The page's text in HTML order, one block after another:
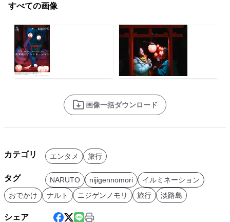
すべての画像
画像一括ダウンロード
カテゴリ エンタメ 旅行
タグ NARUTO nijigennomori
イルミネーション
おでかけ
ナルト ニジゲンノモリ 旅行 淡路島
シェア